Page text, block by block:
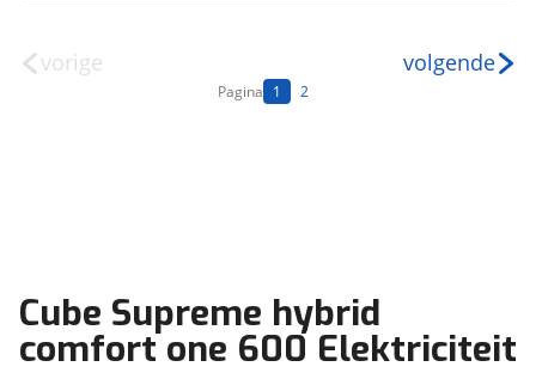
vorige
Pagina 1 2
volgende
Cube Supreme hybrid
comfort one 600 Elektriciteit